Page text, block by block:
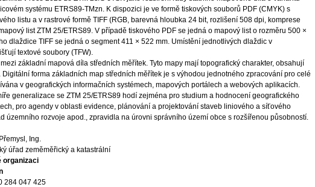
systému ETRS89-TMzn. K dispozici je ve formě tiskových souborů PDF (CMYK) s
listu a v rastrové formě TIFF (RGB, barevná hloubka 24 bit, rozlišení 508 dpi, komprese
list ZTM 25/ETRS89. V případě tiskového PDF se jedná o mapový list o rozměru 500 ×
dlaždice TIFF se jedná o segment 411 × 522 mm. Umístění jednotlivých dlaždic v
textové soubory (TFW).
základní mapová díla středních měřítek. Tyto mapy mají topografický charakter, obsahují
forma základních map středních měřítek je s výhodou jednotného zpracování pro celé
v geografických informačních systémech, mapových portálech a webových aplikacích.
generalizace se ZTM 25/ETRS89 hodí zejména pro studium a hodnocení geografického
pro agendy v oblasti evidence, plánování a projektování staveb liniového a síťového
územního rozvoje apod., zpravidla na úrovni správního území obce s rozšířenou působností.
Ing.
úřad zeměměřický a katastrální
organizaci
284 047 425